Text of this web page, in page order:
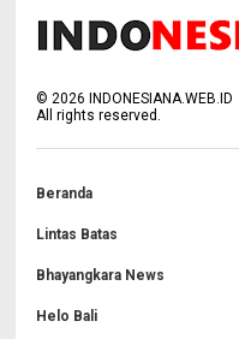
©2026 INDONESIANA.WEB.ID
All rights reserved.
Beranda
Lintas Batas
Bhayangkara News
Helo Bali